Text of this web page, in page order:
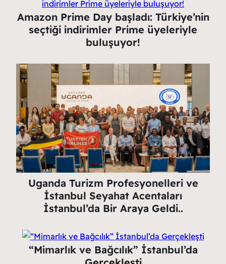
Amazon Prime Day başladı: Türkiye’nin
seçtiği indirimler Prime üyeleriyle
buluşuyor!
Uganda Turizm Profesyonelleri ve
İstanbul Seyahat Acentaları
İstanbul’da Bir Araya Geldi..
“Mimarlık ve Bağcılık” İstanbul’da